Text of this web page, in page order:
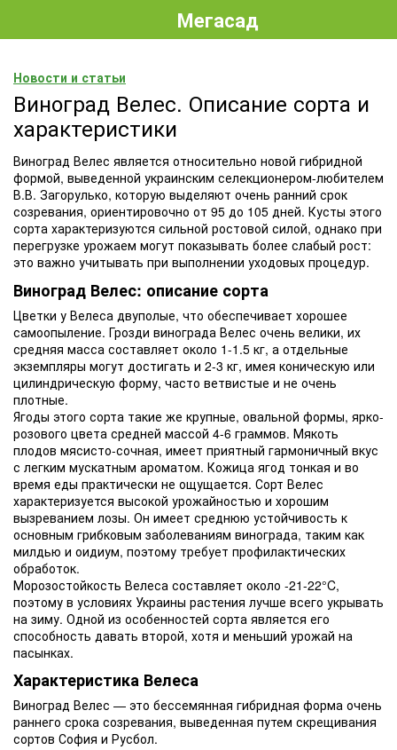
Мегасад
Новости и статьи
Виноград Велес. Описание сорта и
характеристики
Виноград Велес является относительно новой гибридной
формой, выведенной украинским селекционером-любителем
В.В. Загорулько, которую выделяют очень ранний срок
созревания, ориентировочно от 95 до 105 дней. Кусты этого
сорта характеризуются сильной ростовой силой, однако при
перегрузке урожаем могут показывать более слабый рост:
это важно учитывать при выполнении уходовых процедур.
Виноград Велес: описание сорта
Цветки у Велеса двуполые, что обеспечивает хорошее
самоопыление. Грозди винограда Велес очень велики, их
средняя масса составляет около 1-1.5 кг, а отдельные
экземпляры могут достигать и 2-3 кг, имея коническую или
цилиндрическую форму, часто ветвистые и не очень
плотные.
Ягоды этого сорта такие же крупные, овальной формы, ярко-
розового цвета средней массой 4-6 граммов. Мякоть
плодов мясисто-сочная, имеет приятный гармоничный вкус
с легким мускатным ароматом. Кожица ягод тонкая и во
время еды практически не ощущается. Сорт Велес
характеризуется высокой урожайностью и хорошим
вызреванием лозы. Он имеет среднюю устойчивость к
основным грибковым заболеваниям винограда, таким как
милдью и оидиум, поэтому требует профилактических
обработок.
Морозостойкость Велеса составляет около -21-22°C,
поэтому в условиях Украины растения лучше всего укрывать
на зиму. Одной из особенностей сорта является его
способность давать второй, хотя и меньший урожай на
пасынках.
Характеристика Велеса
Виноград Велес — это бессемянная гибридная форма очень
раннего срока созревания, выведенная путем скрещивания
сортов София и Русбол.